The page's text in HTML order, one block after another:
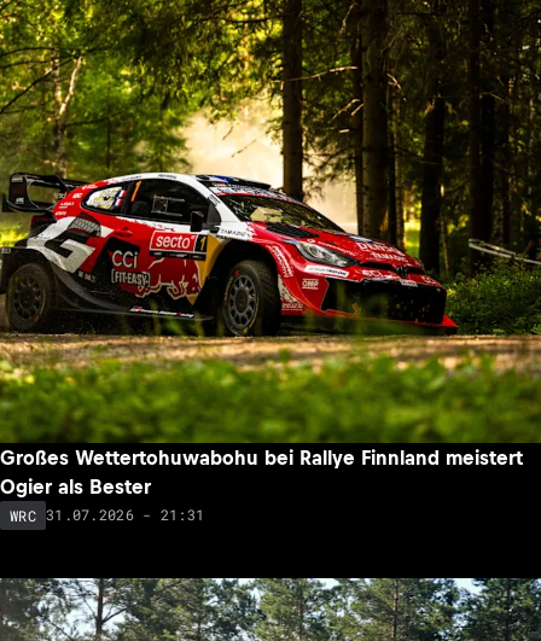
Großes Wettertohuwabohu bei Rallye Finnland meistert
Ogier als Bester
WRC 31.07.2026 - 21:31